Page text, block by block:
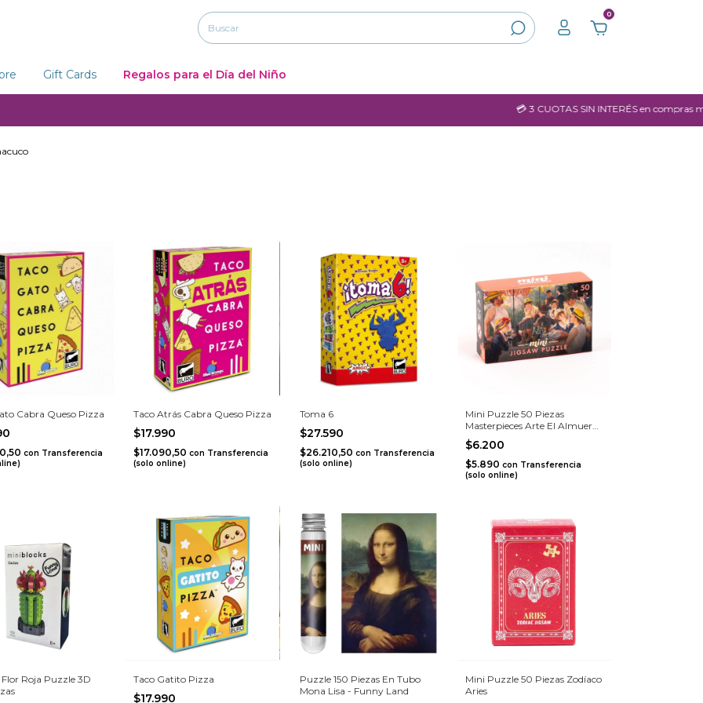
0
Gift Cards Regalos para el Día del Niño
💳 3 CUOTAS SIN INTERÉS en compras mayores a
Cabra Queso Pizza
con Transferencia
Taco Atrás Cabra Queso Pizza
$17.990
$17.090,50con Transferencia
(solo online)
Toma 6
$27.590
$26.210,50 con Transferencia
(solo online)
Mini Puzzle 50 Piezas
Masterpieces Arte El Almuerzo
De Los Remeros
$6.200
$5.890 con Transferencia
(solo online)
Roja Puzzle 3D
Taco Gatito Pizza
$17.990
Puzzle 150 Piezas En Tubo
Mona Lisa - Funny Land
Mini Puzzle 50 Piezas Zodíaco
Aries